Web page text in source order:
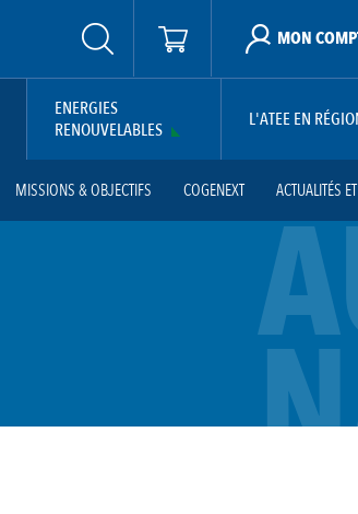
MON
ENERGIES
RENOUVELABLES
L'ATEE EN
MISSIONS & OBJECTIFS COGENEXT ACTUALITÉS